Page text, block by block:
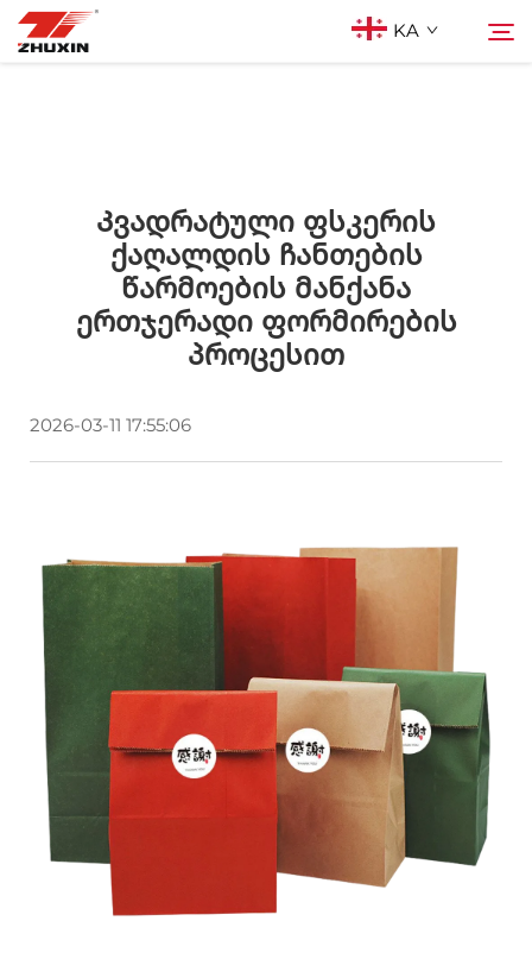
KA
Აპლიკაციები
Კონტაქტი
Კვადრატული Ფსკერის
Ქაღალდის Ჩანთების
Წარმოების Მანქანა
Ერთჯერადი Ფორმირების
Პროცესით
2026-03-11 17:55:06